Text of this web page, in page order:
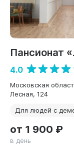
Пансионат
4.0
Московская
Лесная, 124
Для людей с
от 1 900 ₽
в день